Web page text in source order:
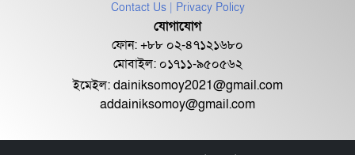
Contact Us | Privacy Policy
যোগাযোগ
ফোন: +৮৮ ০২-৪৭১২১৬৮০
মোবাইল: ০১৭১১-৯৫০৫৬২
ইমেইল:dainiksomoy2021@gmail.com
addainiksomoy@gmail.com